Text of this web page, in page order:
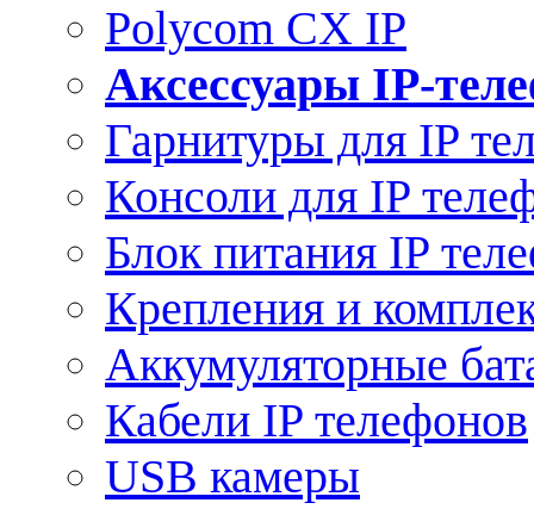
Polycom CX IP
Аксессуары IP-
Гарнитуры для IP
Консоли для IP
Блок питания IP
Крепления и
Аккумуляторные
Кабели IP телефонов
USB камеры